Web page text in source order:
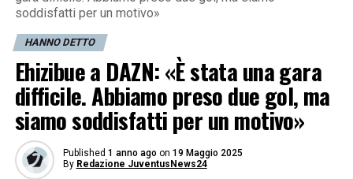
soddisfatti per un motivo»
HANNO DETTO
Ehizibue a DAZN: «È stata una gara
difficile. Abbiamo preso due gol, ma
siamo soddisfatti per un motivo»
Published 1 anno ago on 19 Maggio 2025
By Redazione JuventusNews24